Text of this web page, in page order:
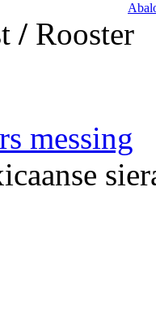
/ Rooster
messing